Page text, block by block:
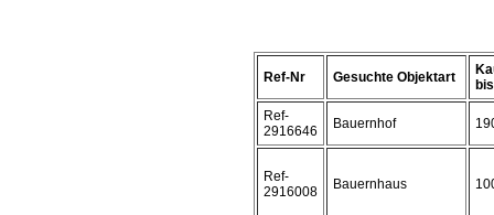
Ref-Nr Gesuchte Objektart
Ref-
2916646
Bauernhof
Ref-
2916008
Bauernhaus